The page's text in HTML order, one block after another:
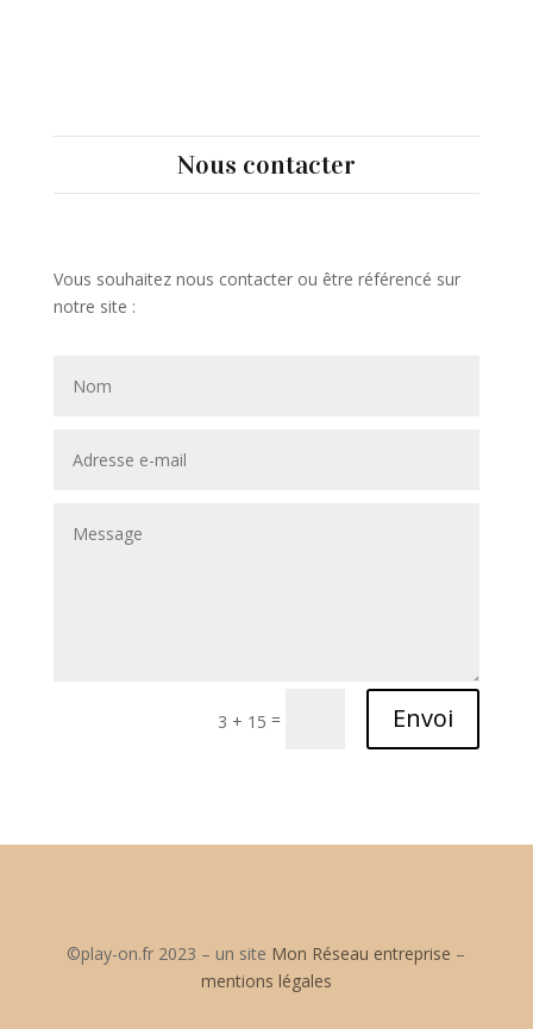
Nous contacter
Vous souhaitez nous contacter ou être référencé sur
notre site :
3 + 15 = Envoi
©play-on.fr 2023 – un site Mon Réseau entreprise –
mentions légales